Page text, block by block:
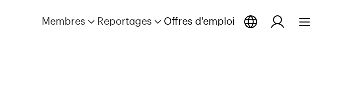
Membres Reportages Offres d'emploi